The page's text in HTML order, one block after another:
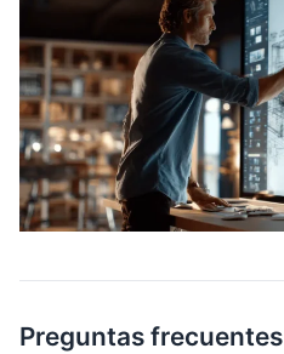
Preguntas frecuentes